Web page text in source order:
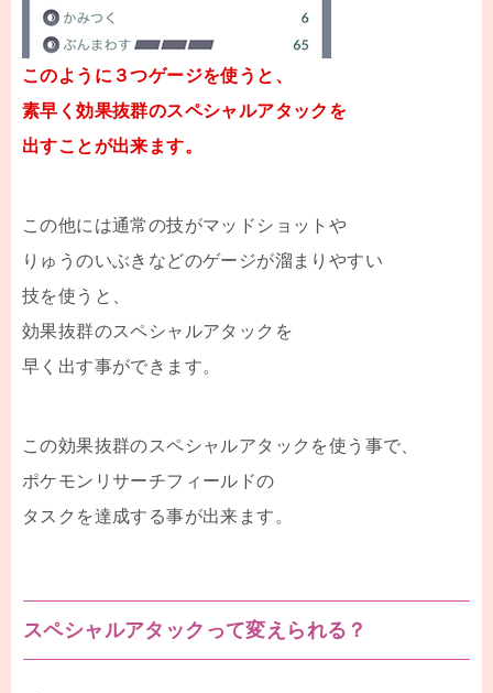
このように３つゲージを使うと、
素早く効果抜群のスペシャルアタックを
出すことが出来ます。
この他には通常の技がマッドショットや
りゅうのいぶきなどのゲージが溜まりやすい
技を使うと、
効果抜群のスペシャルアタックを
早く出す事ができます。
この効果抜群のスペシャルアタックを使う事で、
ポケモンリサーチフィールドの
タスクを達成する事が出来ます。
スペシャルアタックって変えられる？